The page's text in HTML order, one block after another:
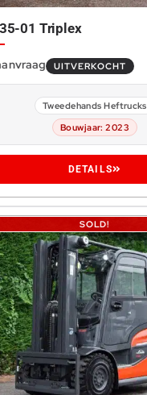
01 Triplex
UITVERKOCHT
Tweedehands Heftrucks
Bouwjaar: 2023
DETAILS
SOLD!